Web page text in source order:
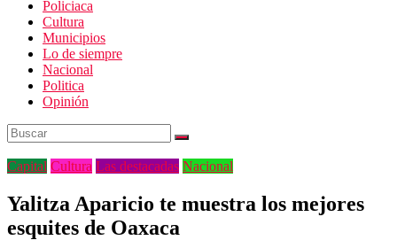
Policiaca
Cultura
Municipios
Lo de siempre
Nacional
Politica
Opinión
Capital Cultura Las destacadas Nacional
Yalitza Aparicio te muestra los mejores
esquites de Oaxaca